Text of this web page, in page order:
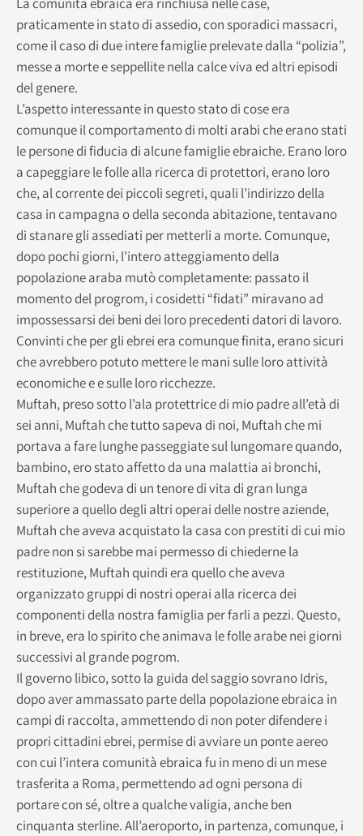
praticamente in stato di assedio, con sporadici massacri,
come il caso di due intere famiglie prelevate dalla “polizia”,
messe a morte e seppellite nella calce viva ed altri episodi
del genere.
L’aspetto interessante in questo stato di cose era
comunque il comportamento di molti arabi che erano stati
le persone di fiducia di alcune famiglie ebraiche. Erano loro
a capeggiare le folle alla ricerca di protettori, erano loro
che, al corrente dei piccoli segreti, quali l’indirizzo della
casa in campagna o della seconda abitazione, tentavano
di stanare gli assediati per metterli a morte. Comunque,
dopo pochi giorni, l’intero atteggiamento della
popolazione araba mutò completamente: passato il
momento del progrom, i cosidetti “fidati” miravano ad
impossessarsi dei beni dei loro precedenti datori di lavoro.
Convinti che per gli ebrei era comunque finita, erano sicuri
che avrebbero potuto mettere le mani sulle loro attività
economiche e e sulle loro ricchezze.
Muftah, preso sotto l’ala protettrice di mio padre all’età di
sei anni, Muftah che tutto sapeva di noi, Muftah che mi
portava a fare lunghe passeggiate sul lungomare quando,
bambino, ero stato affetto da una malattia ai bronchi,
Muftah che godeva di un tenore di vita di gran lunga
superiore a quello degli altri operai delle nostre aziende,
Muftah che aveva acquistato la casa con prestiti di cui mio
padre non si sarebbe mai permesso di chiederne la
restituzione, Muftah quindi era quello che aveva
organizzato gruppi di nostri operai alla ricerca dei
componenti della nostra famiglia per farli a pezzi. Questo,
in breve, era lo spirito che animava le folle arabe nei giorni
successivi al grande pogrom.
Il governo libico, sotto la guida del saggio sovrano Idris,
dopo aver ammassato parte della popolazione ebraica in
campi di raccolta, ammettendo di non poter difendere i
propri cittadini ebrei, permise di avviare un ponte aereo
con cui l’intera comunità ebraica fu in meno di un mese
trasferita a Roma, permettendo ad ogni persona di
portare con sé, oltre a qualche valigia, anche ben
cinquanta sterline. All’aeroporto, in partenza, comunque, i